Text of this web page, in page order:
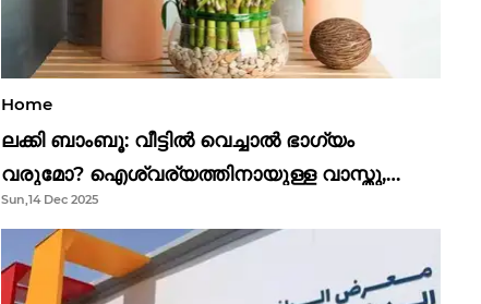
Home
ലക്കി ബാംബൂ: വീട്ടിൽ വെച്ചാൽ ഭാഗ്യം
വരുമോ? ഐശ്വര്യത്തിനായുള്ള വാസ്തു,
ഫെങ് ഷൂയി വിശ്വാസങ്ങൾ
Sun,14 Dec 2025